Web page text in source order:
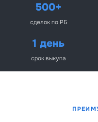
500+
сделок по РБ
1 день
срок выкупа